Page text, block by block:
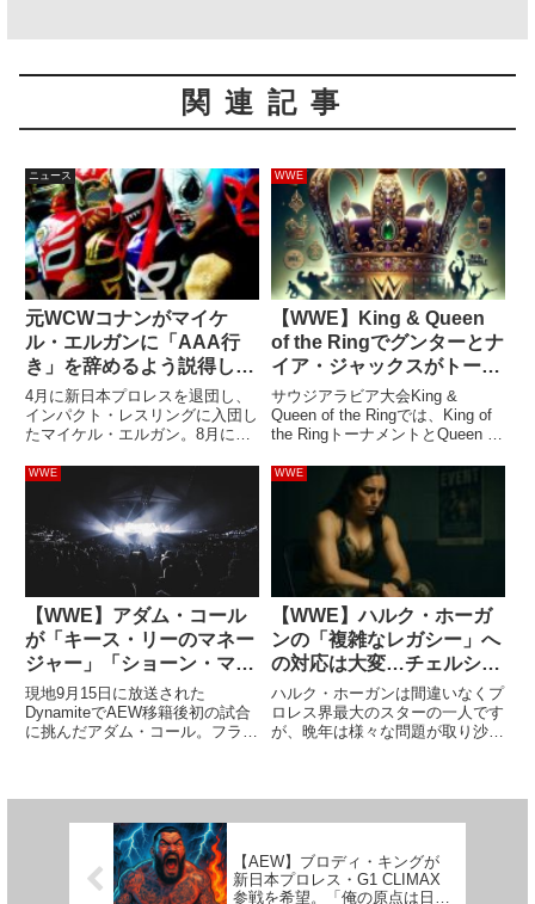
関連記事
ニュース
元WCWコナンがマイケ
ル・エルガンに「AAA行
き」を辞めるよう説得した
理由とは
4月に新日本プロレスを退団し、
インパクト・レスリングに入団し
たマイケル・エルガン。8月に大
とスペシャルシングルマッチを行
うことが発表されています。その
エルガンが新日本と契約を結ぶ
前、ROH時代の話です。元
WCW...
WWE
【WWE】King & Queen
of the Ringでグンターとナ
イア・ジャックスがトーナ
メント優勝…しかし、グン
ターは疑惑の判定
サウジアラビア大会King &
Queen of the Ringでは、King of
the RingトーナメントとQueen of
行われました。King of the Ring
ではグンターとランデ...
WWE
【WWE】アダム・コール
が「キース・リーのマネー
ジャー」「ショーン・マイ
ケルズ＆HHHから学んだ
こと」「彼女と同じ団体に
いること」を語る
現地9月15日に放送された
DynamiteでAEW移籍後初の試合
に挑んだアダム・コール。フラン
噂」など、いろん...
WWE
【WWE】ハルク・ホーガ
ンの「複雑なレガシー」へ
の対応は大変…チェルシ
ー・グリーンが「過去の問
題に触れない追悼コメン
ト」で批判集める
ハルク・ホーガンは間違いなくプ
ロレス界最大のスターの一人です
が、晩年は様々な問題が取り沙汰
けにもなりました。こうした経
【AEW】ブロディ・キングが
新日本プロレス・G1 CLIMAX
参戦を希望。「俺の原点は日本